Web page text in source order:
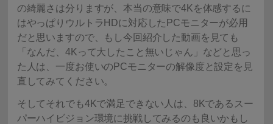
の綺麗さは分りますが、本当の意味で4Kを体感するに
はやっぱりウルトラHDに対応したPCモニターが必用
だと思いますので、もし今回紹介した動画を見ても
「なんだ、4Kって大したこと無いじゃん」などと思っ
た人は、一度お使いのPCモニターの解像度と設定を見
直してみてください。
そしてそれでも4Kで満足できない人は、8Kであるスー
パーハイビジョン環境に挑戦してみるのも良いかもし